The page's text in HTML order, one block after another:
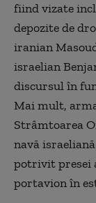
fiind vizate
depozite de
iranian
israelian
discursul în
Mai mult,
Strâmtoarea
navă
potrivit presei
portavion în